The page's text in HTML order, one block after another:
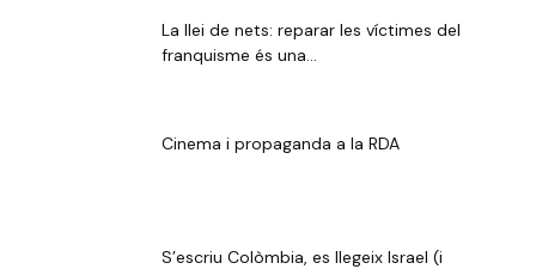
La llei de nets: reparar les víctimes del
franquisme és una...
Cinema i propaganda a la RDA
S’escriu Colòmbia, es llegeix Israel (i